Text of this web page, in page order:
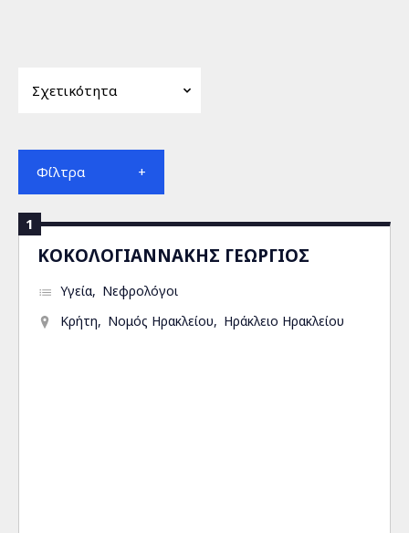
Φίλτρα
1
ΚΟΚΟΛΟΓΙΑΝΝΑΚΗΣ ΓΕΩΡΓΙΟΣ
Υγεία
Νεφρολόγοι
Κρήτη
Νομός Ηρακλείου Ηράκλειο Ηρακλείου